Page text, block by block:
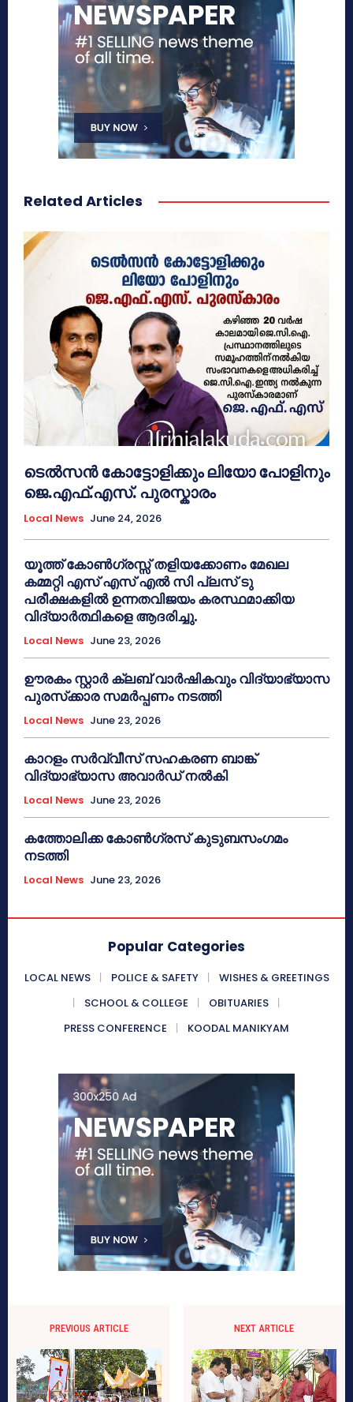
Related Articles
ടെൽസൻ കോട്ടോളിക്കും ലിയോ പോളിനും
ജെ.എഫ്.എസ്. പുരസ്കാരം
Local News June 24, 2026
യൂത്ത് കോൺഗ്രസ്സ് തളിയക്കോണം മേഖല
കമ്മറ്റി എസ് എസ് എൽ സി പ്ലസ് ടു
പരീക്ഷകളിൽ ഉന്നതവിജയം കരസ്ഥമാക്കിയ
വിദ്യാർത്ഥികളെ ആദരിച്ചു.
Local News June 23, 2026
ഊരകം സ്റ്റാർ ക്ലബ് വാർഷികവും വിദ്യാഭ്യാസ
പുരസ്‌ക്കാര സമർപ്പണം നടത്തി
Local News June 23, 2026
കാറളം സർവ്വീസ് സഹകരണ ബാങ്ക്
വിദ്യാഭ്യാസ അവാർഡ് നൽകി
Local News June 23, 2026
കത്തോലിക്ക കോൺഗ്രസ് കുടുബസംഗമം
നടത്തി
Local News June 23, 2026
Popular Categories
LOCAL NEWS POLICE & SAFETY
WISHES & GREETINGS
SCHOOL & COLLEGE
OBITUARIES
PRESS CONFERENCE
KOODAL MANIKYAM
PREVIOUS ARTICLE NEXT ARTICLE